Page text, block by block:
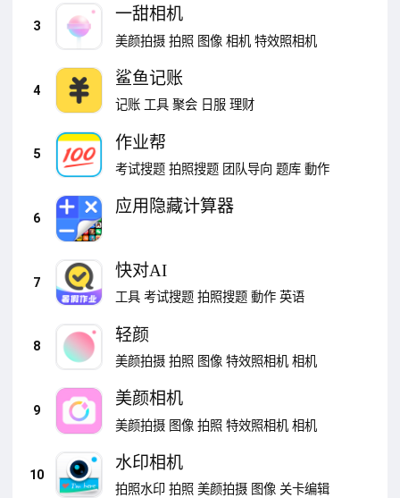
3
一甜相机
美颜拍摄 拍照 图像 相机 特效照相机
4
鲨鱼记账
记账 工具 聚会 日服 理财
5
作业帮
考试搜题 拍照搜题 团队导向 题库 動作
6
应用隐藏计算器
7
快对AI
工具 考试搜题 拍照搜题 動作 英语
8
轻颜
美颜拍摄 拍照 图像 特效照相机 相机
9
美颜相机
美颜拍摄 图像 拍照 特效照相机 相机
10
水印相机
拍照水印 拍照 美颜拍摄 图像 关卡编辑